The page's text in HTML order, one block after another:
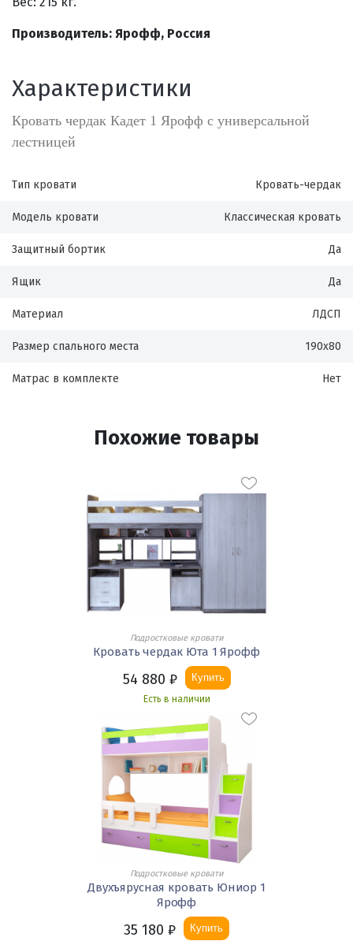
Производитель: Ярофф, Россия
Характеристики
Кровать чердак Кадет 1 Ярофф с универсальной
лестницей
Тип кровати Кровать-чердак
Модель кровати Классическая кровать
Защитный бортик Да
Ящик Да
Материал ЛДСП
Размер спального места 190х80
Матрас в комплекте Нет
Похожие товары
Подростковые кровати
Кровать чердак Юта 1 Ярофф
54 880 ₽ Купить
Есть в наличии
Подростковые кровати
Двухъярусная кровать Юниор 1
Ярофф
35 180 ₽ Купить